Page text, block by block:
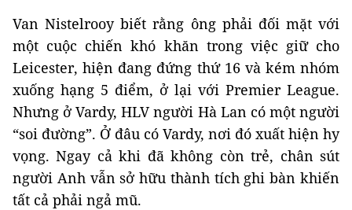
Van Nistelrooy biết rằng ông phải đối mặt với
một cuộc chiến khó khăn trong việc giữ cho
Leicester, hiện đang đứng thứ 16 và kém nhóm
xuống hạng 5 điểm, ở lại với Premier League.
Nhưng ở Vardy, HLV người Hà Lan có một người
“soi đường”. Ở đâu có Vardy, nơi đó xuất hiện hy
vọng. Ngay cả khi đã không còn trẻ, chân sút
người Anh vẫn sở hữu thành tích ghi bàn khiến
tất cả phải ngả mũ.